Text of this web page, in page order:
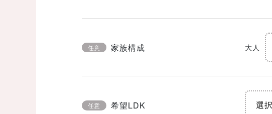
任意 家族構成 大人
任意 希望LDK